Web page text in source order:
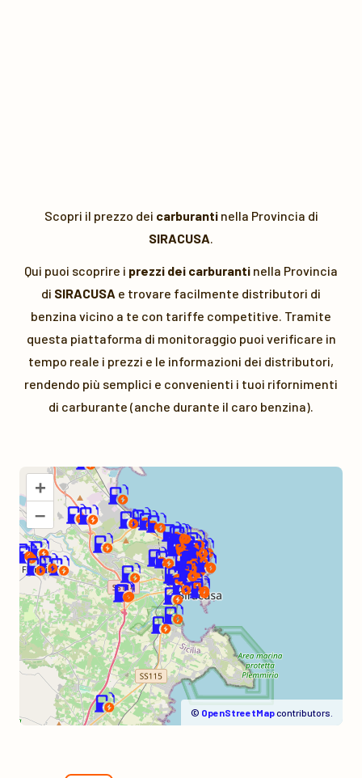
Scopri il prezzo dei carburantinella Provincia di
SIRACUSA.
Qui puoi scoprire i prezzi dei carburanti nella Provincia
di SIRACUSA e trovare facilmente distributori di
benzina vicino a te con tariffe competitive. Tramite
questa piattaforma di monitoraggio puoi verificare in
tempo reale i prezzi e le informazioni dei distributori,
rendendo più semplici e convenienti i tuoi rifornimenti
di carburante (anche durante il caro benzina).
+
–
© OpenStreetMapcontributors.